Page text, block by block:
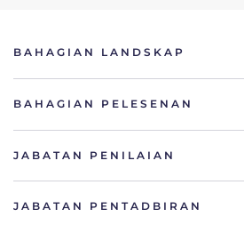
BAHAGIAN LANDSKAP
BAHAGIAN PELESENAN
JABATAN PENILAIAN
JABATAN PENTADBIRAN